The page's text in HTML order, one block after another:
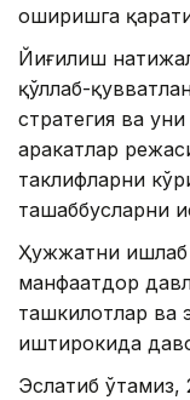
оширишга
Йиғилиш
қўллаб-
стратегия ва
ҳаракатлар
таклифларни
ташаббусларни
Ҳужжатни
манфаатдор
ташкилотлар ва
иштирокида
Эслатиб ўтамиз,